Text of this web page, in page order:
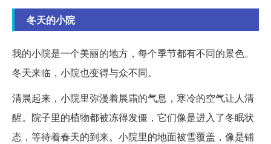
冬天的小院
我的小院是一个美丽的地方，每个季节都有不同的景色。
冬天来临，小院也变得与众不同。
清晨起来，小院里弥漫着晨霜的气息，寒冷的空气让人清
醒。院子里的植物都被冻得发僵，它们像是进入了冬眠状
态，等待着春天的到来。小院里的地面被雪覆盖，像是铺